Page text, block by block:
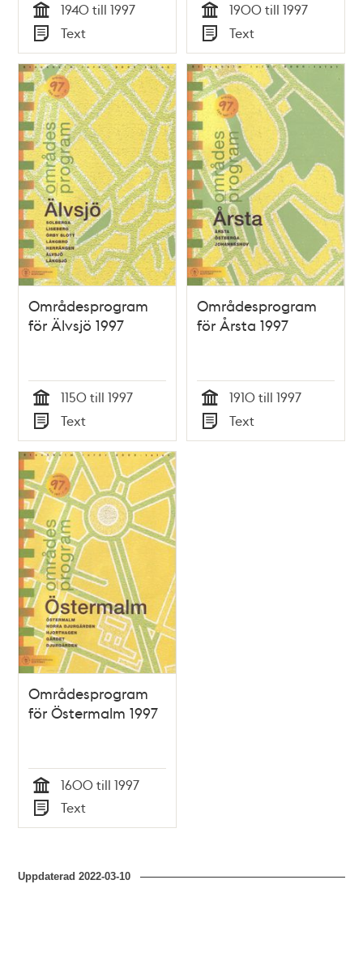
Tid
1940 till 1997
Typ
Text Tid
1900 till 1997
Typ
Text
Områdesprogram
för Älvsjö 1997
Tid
1150 till 1997
Typ
Text
Områdesprogram
för Årsta 1997
Tid
1910 till 1997
Typ
Text
Områdesprogram
för Östermalm 1997
Tid
1600 till 1997
Typ
Text
Uppdaterad2022-03-10